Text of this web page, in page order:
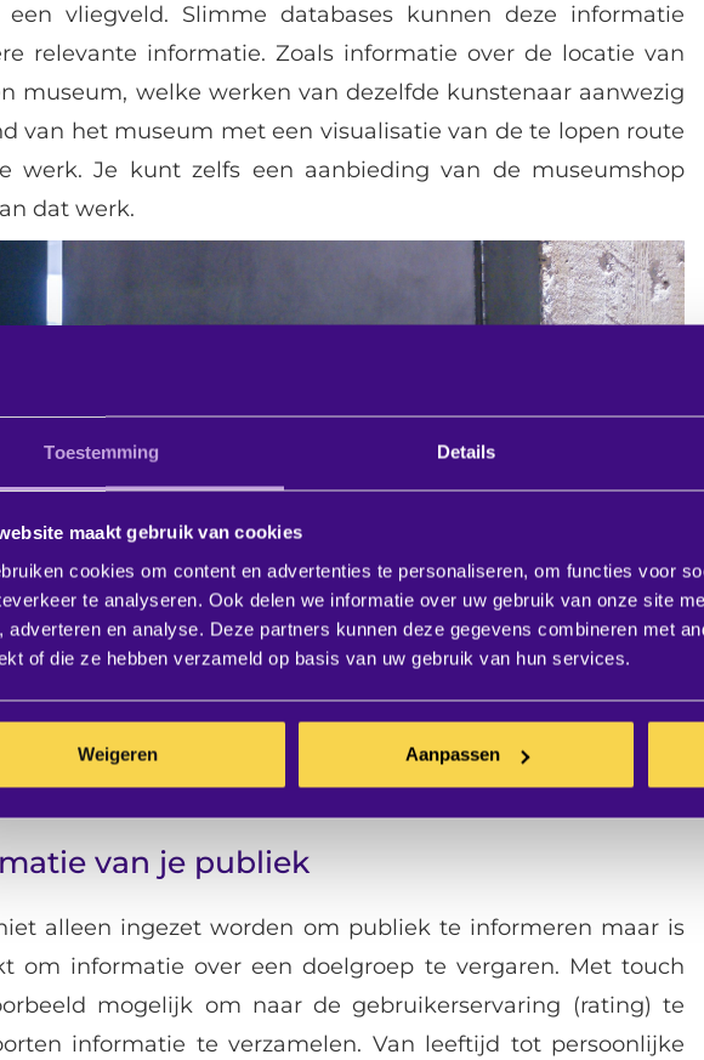
Toestemming Details
maakt gebruik van cookies
cookies om content en advertenties te personaliseren, om functies voor
te analyseren. Ook delen we informatie over uw gebruik van onze site
adverteren en analyse. Deze partners kunnen deze gegevens combineren met
of die ze hebben verzameld op basis van uw gebruik van hun services.
Weigeren Aanpassen
vliegveld. Slimme databases kunnen deze informatie
relevante informatie. Zoals informatie over de locatie van
museum, welke werken van dezelfde kunstenaar aanwezig
van het museum met een visualisatie van de te lopen route
werk. Je kunt zelfs een aanbieding van de museumshop
dat werk.
van je publiek
alleen ingezet worden om publiek te informeren maar is
om informatie over een doelgroep te vergaren. Met touch
mogelijk om naar de gebruikerservaring (rating) te
informatie te verzamelen. Van leeftijd tot persoonlijke